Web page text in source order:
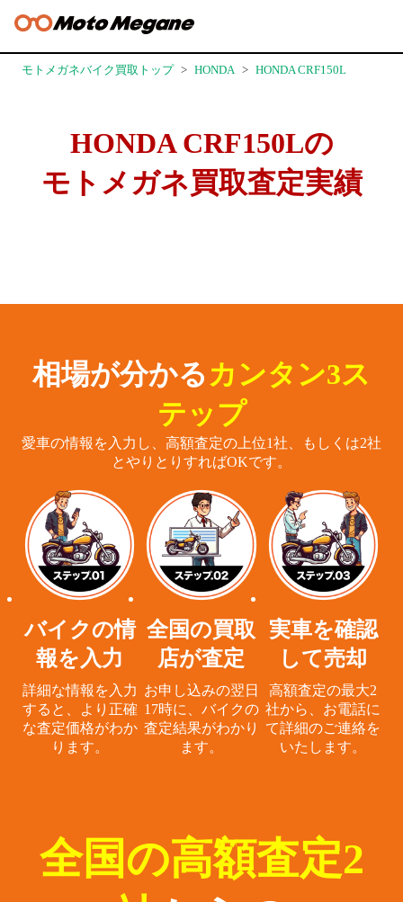
モトメガネバイク買取トップ HONDA HONDA CRF150L
HONDA CRF150Lの
モトメガネ買取査定実績
相場が分かるカンタン3ス
テップ
愛車の情報を入力し、高額査定の上位1社、もしくは2社
とやりとりすればOKです。
バイクの情
報を入力
詳細な情報を入力
すると、
より正確
な査定価格がわか
ります。
全国の買取
店が査定
お申し込みの翌日
17時に、 バイクの
査定結果がわかり
ます。
実車を確認
して売却
高額査定の最大2
社から、 お電話に
て詳細のご連絡を
いたします。
全国の高額査定2